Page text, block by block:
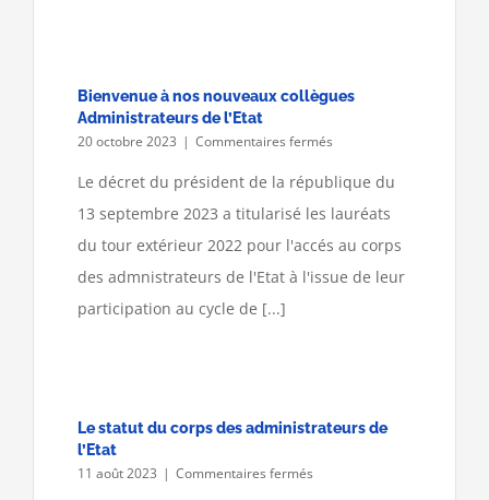
Bienvenue à nos nouveaux collègues
Administrateurs de l’Etat
20 octobre 2023 | Commentaires fermés
à
nouveaux
collègues
Administrateurs
de
Le décret du président de la république du
13 septembre 2023 a titularisé les lauréats
du tour extérieur 2022 pour l'accés au corps
des admnistrateurs de l'Etat à l'issue de leur
participation au cycle de [...]
Le statut du corps des administrateurs de
l’Etat
11 août 2023 | Commentaires fermés